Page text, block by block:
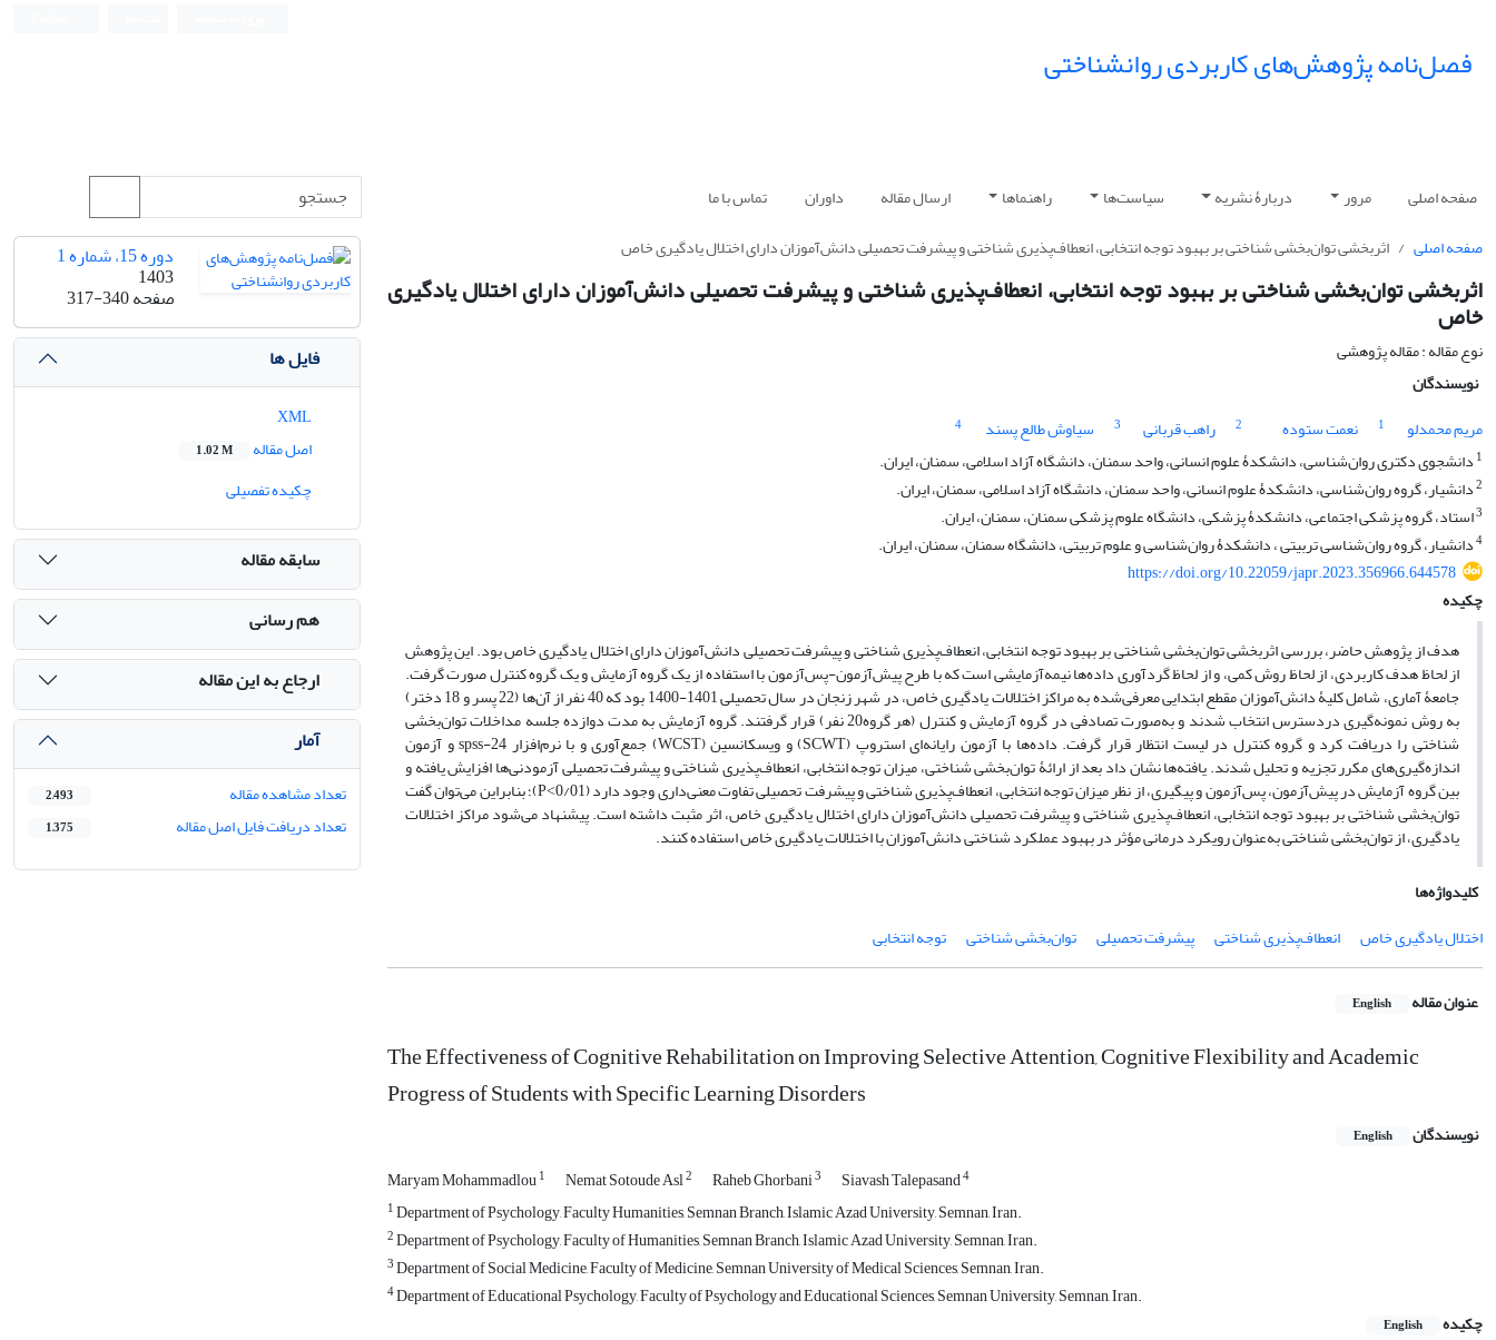
فصل‌نامه پژوهش‌های کاربردی روانشناختی
صفحه اصلی مرور دربارۀ نشریه سیاست‌ها راهنماها ارسال مقاله داوران
تماس با ما
صفحه اصلی
اثربخشی توان‌بخشی شناختی بر بهبود توجه انتخابی، انعطاف‌پذیری شناختی و پیشرفت تحصیلی دانش‌آموزان دارای اختلال یادگیری خاص
اثربخشی توان‌بخشی شناختی بر بهبود توجه انتخابی، انعطاف‌پذیری شناختی و پیشرفت تحصیلی دانش‌آموزان دارای اختلال یادگیری
خاص
نوع مقاله : مقاله پژوهشی
نویسندگان
مریم محمدلو
1 نعمت ستوده 2 راهب قربانی 3 سیاوش طالع پسند
4
1 دانشجوی دکتری روان‌شناسی، دانشکدۀ علوم انسانی، واحد سمنان، دانشگاه آزاد اسلامی، سمنان، ایران.
2دانشیار، گروه روان‌شناسی، دانشکدۀ علوم انسانی، واحد سمنان، دانشگاه آزاد اسلامی، سمنان، ایران.
3استاد، گروه پزشکی اجتماعی، دانشکدۀ پزشکی، دانشگاه علوم پزشکی سمنان، سمنان، ایران.
4دانشیار، گروه روان‌شناسی تربیتی ، دانشکدۀ روان‌شناسی و علوم تربیتی، دانشگاه سمنان، سمنان، ایران.
https://doi.org/10.22059/japr.2023.356966.644578
چکیده
هدف از پژوهش حاضر، بررسی اثربخشی توان‌بخشی شناختی بر بهبود توجه انتخابی، انعطاف‌پذیری شناختی و پیشرفت تحصیلی دانش‌آموزان دارای اختلال یادگیری خاص بود. این پژوهش
از لحاظ هدف کاربردی، از لحاظ روش کمی، و از لحاظ گردآوری داده‌ها نیمه‌آزمایشی است که با طرح پیش‌آزمون-پس‌آزمون با استفاده از یک گروه آزمایش و یک گروه کنترل صورت گرفت.
جامعۀ آماری، شامل کلیۀ دانش‌آموزان مقطع ابتدایی معرفی‌شده به مراکز اختلالات یادگیری خاص، در شهر زنجان در سال تحصیلی 1401-1400 بود که 40 نفر از آن‌ها (22 پسر و 18 دختر)
به روش نمونه‌گیری دردسترس انتخاب شدند و به‌صورت تصادفی در گروه آزمایش و کنترل (هر گروه20 نفر) قرار گرفتند. گروه آزمایش به مدت دوازده جلسه مداخلات توان‌بخشی
شناختی را دریافت کرد و گروه کنترل در لیست انتظار قرار گرفت. داده‌ها با آزمون رایانه‌ای استروپ (SCWT)‌ و ویسکانسین (WCST) جمع‌آوری و با نرم‌افزار spss-24 و آزمون
اندازه‌گیری‌های مکرر تجزیه و تحلیل شدند.یافته‌هانشانداد بعد از ارائۀ توان‌بخشی شناختی، میزان توجه انتخابی، انعطاف‌پذیری شناختی و پیشرفت تحصیلی آزمودنی‌ها افزایش یافته و
بین گروه آزمایش در پیش‌آزمون، پس‌آزمون و پیگیری، از نظر میزان توجه انتخابی، انعطاف‌پذیری شناختی و پیشرفت تحصیلی تفاوت معنی‌داری وجود دارد (P˂0/01)؛ بنابراین می‌توان گفت
توان‌بخشی شناختی بر بهبود توجه انتخابی، انعطاف‌پذیری شناختی و پیشرفت تحصیلی دانش‌آموزان دارای اختلال یادگیری خاص، اثر مثبت داشته است. پیشنهاد می‌شود مراکز اختلالات
یادگیری، از توان‌بخشی شناختی به‌عنوان رویکرد درمانی مؤثر در بهبود عملکرد شناختی دانش‌آموزان با اختلالات یادگیری خاص استفاده کنند.
کلیدواژه‌ها
اختلال یادگیری خاص
انعطاف‌پذیری شناختی پیشرفت تحصیلی توان‌بخشی شناختی توجه انتخابی
عنوان مقاله English
The Effectiveness of Cognitive Rehabilitation on Improving Selective Attention, Cognitive Flexibility and Academic
Progress of Students with Specific Learning Disorders
نویسندگان English
Maryam Mohammadlou1 Nemat Sotoude Asl2 Raheb Ghorbani3 Siavash Talepasand4
1Department of Psychology, Faculty Humanities, Semnan Branch, Islamic Azad University, Semnan, Iran.
2Department of Psychology, Faculty of Humanities, Semnan Branch, Islamic Azad University, Semnan, Iran.
3Department of Social Medicine, Faculty of Medicine, Semnan University of Medical Sciences, Semnan, Iran.
4Department of Educational Psychology, Faculty of Psychology and Educational Sciences, Semnan University, Semnan, Iran.
چکیده
English
دوره 15، شماره 1
1403
صفحه317-340
فایل ها
اصل مقاله
1.02 M
چکیده تفصیلی
سابقه مقاله
هم رسانی
ارجاع به این مقاله
آمار
تعداد مشاهده مقاله 2,493
تعداد دریافت فایل اصل مقاله 1,375